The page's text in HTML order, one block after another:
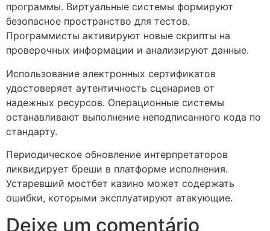
программы. Виртуальные системы формируют
безопасное пространство для тестов.
Программисты активируют новые скрипты на
проверочных информации и анализируют данные.
Использование электронных сертификатов
удостоверяет аутентичность сценариев от
надежных ресурсов. Операционные системы
останавливают выполнение неподписанного кода по
стандарту.
Периодическое обновление интерпретаторов
ликвидирует бреши в платформе исполнения.
Устаревший мостбет казино может содержать
ошибки, которыми эксплуатируют атакующие.
Deixe um comentário